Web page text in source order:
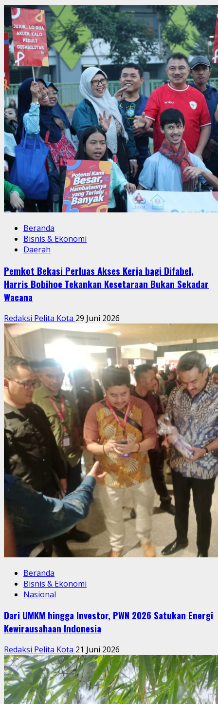
Beranda
Bisnis & Ekonomi
Daerah
Pemkot Bekasi Perluas Akses Kerja bagi Difabel,
Harris Bobihoe Tekankan Kesetaraan Bukan Sekadar
Wacana
Redaksi Pelita Kota 29 Juni 2026
Beranda
Bisnis & Ekonomi
Nasional
Dari UMKM hingga Investor, PWN 2026 Satukan Energi
Kewirausahaan Indonesia
Redaksi Pelita Kota 21 Juni 2026